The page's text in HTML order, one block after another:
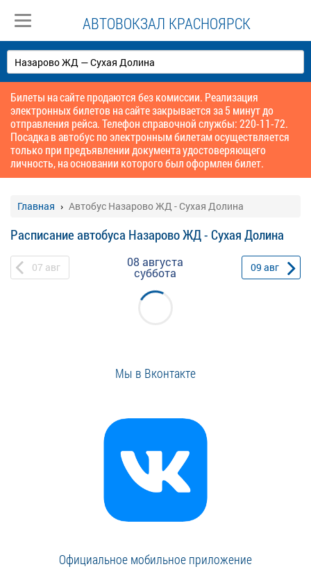
АВТОВОКЗАЛ КРАСНОЯРСК
Билеты на сайте продаются без комиссии. Реализация
электронных билетов на сайте закрывается за 5 минут до
отправления рейса. Телефон справочной службы: 220-11-72.
Посадка в автобус по электронным билетам осуществляется
только при предъявлении документа удостоверяющего
личность, на основании которого был оформлен билет.
Главная Автобус Назарово ЖД - Сухая Долина
Расписание автобуса Назарово ЖД - Сухая Долина
07 авг 08 августа
суббота 09 авг
Мы в Вконтакте
Официальное мобильное приложение